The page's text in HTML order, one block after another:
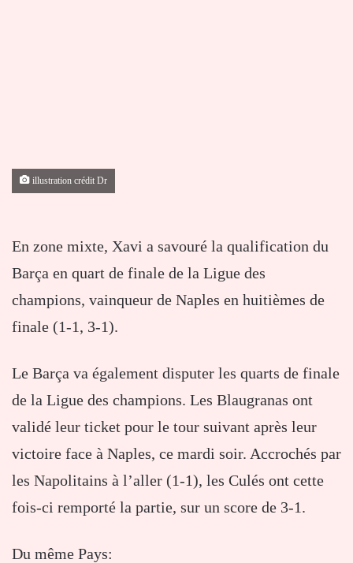
illustration crédit Dr
En zone mixte, Xavi a savouré la qualification du
Barça en quart de finale de la Ligue des
champions, vainqueur de Naples en huitièmes de
finale (1-1, 3-1).
Le Barça va également disputer les quarts de finale
de la Ligue des champions. Les Blaugranas ont
validé leur ticket pour le tour suivant après leur
victoire face à Naples, ce mardi soir. Accrochés par
les Napolitains à l’aller (1-1), les Culés ont cette
fois-ci remporté la partie, sur un score de 3-1.
Du même Pays: